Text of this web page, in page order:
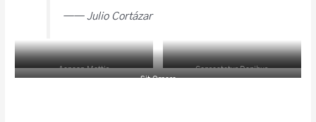
—— Julio Cortázar
Aenean Mattis
Consectetur Dapibus
Sit Ornare